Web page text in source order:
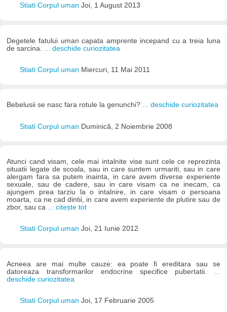
Stiati Corpul uman Joi, 1 August 2013
Degetele fatului uman capata amprente incepand cu a treia luna
de sarcina.
... deschide curiozitatea
Stiati Corpul uman Miercuri, 11 Mai 2011
Bebelusii se nasc fara rotule la genunchi? ... deschide curiozitatea
Stiati Corpul uman Duminică, 2 Noiembrie 2008
Atunci cand visam, cele mai intalnite vise sunt cele ce reprezinta
situatii legate de scoala, sau in care suntem urmariti, sau in care
alergam fara sa putem inainta, in care avem diverse experiente
sexuale, sau de cadere, sau in care visam ca ne inecam, ca
ajungem prea tarziu la o intalnire, in care visam o persoana
moarta, ca ne cad dintii, in care avem experiente de plutire sau de
zbor, sau ca ... citește tot
Stiati Corpul uman Joi, 21 Iunie 2012
Acneea are mai multe cauze: ea poate fi ereditara sau se
datoreaza transformarilor endocrine specifice pubertatii.
deschide curiozitatea
Stiati Corpul uman Joi, 17 Februarie 2005